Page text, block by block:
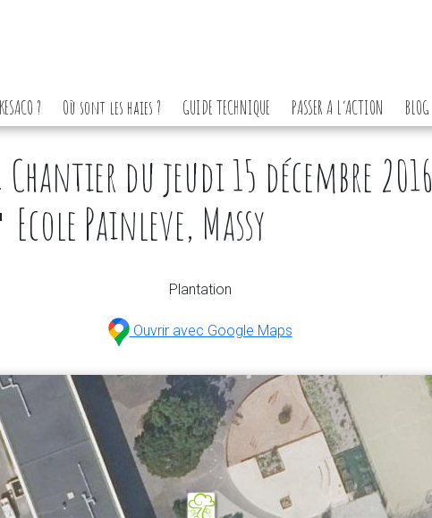
? Où sont les haies ? GUIDE TECHNIQUE PASSER A L’ACTION BLOG
du jeudi 15 décembre 2016
Painleve, Massy
Plantation
Ouvrir avec Google Maps